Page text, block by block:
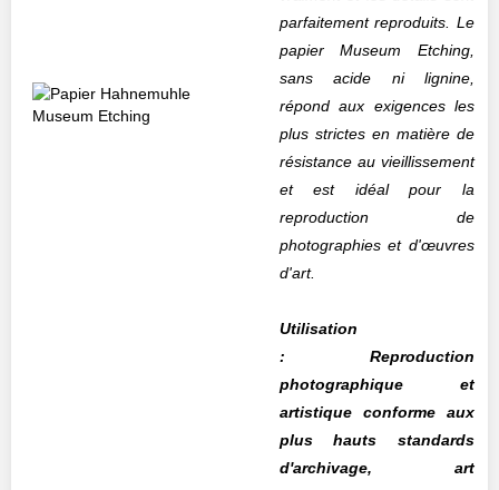
parfaitement reproduits. Le
papier Museum Etching,
sans acide ni lignine,
répond aux exigences les
plus strictes en matière de
résistance au vieillissement
et est idéal pour la
reproduction de
photographies et d'œuvres
d'art.
Utilisation
: Reproduction
photographique et
artistique conforme aux
plus hauts standards
d'archivage, art